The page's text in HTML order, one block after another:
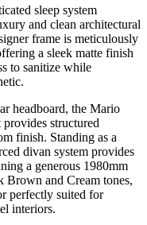
sleep system
and clean architectural
frame is meticulously
a sleek matte finish
to sanitize while
headboard, the Mario
structured
finish. Standing as a
divan system provides
a generous 1980mm
and Cream tones,
perfectly suited for
interiors.